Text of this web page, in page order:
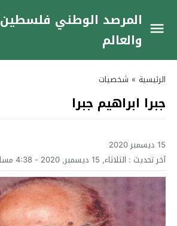
المرصد الوطني فلسطين
والعالم
الرئيسية » شخصيات
جبرا ابراهيم جبرا
15 ديسمبر 2020
آخر تحديث : الثلاثاء, 15 ديسمبر, 2020 - 4:38 مساءً